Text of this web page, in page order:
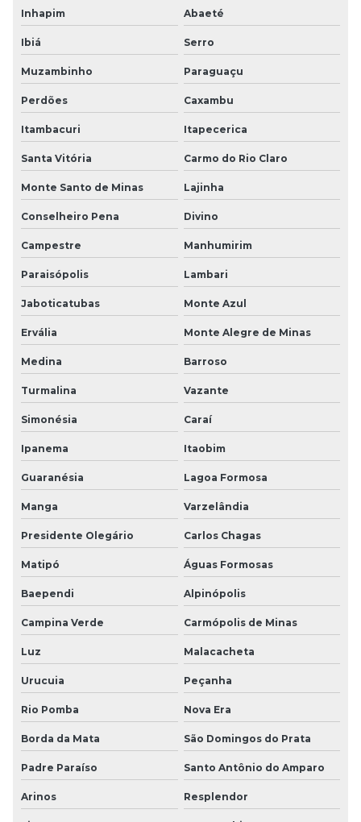
Inhapim Abaeté
Ibiá Serro
Muzambinho Paraguaçu
Perdões Caxambu
Itambacuri Itapecerica
Santa Vitória Carmo do Rio Claro
Monte Santo de Minas Lajinha
Conselheiro Pena Divino
Campestre Manhumirim
Paraisópolis Lambari
Jaboticatubas Monte Azul
Ervália Monte Alegre de Minas
Medina Barroso
Turmalina Vazante
Simonésia Caraí
Ipanema Itaobim
Guaranésia Lagoa Formosa
Manga Varzelândia
Presidente Olegário Carlos Chagas
Matipó Águas Formosas
Baependi Alpinópolis
Campina Verde Carmópolis de Minas
Luz Malacacheta
Urucuia Peçanha
Rio Pomba Nova Era
Borda da Mata São Domingos do Prata
Padre Paraíso Santo Antônio do Amparo
Arinos Resplendor